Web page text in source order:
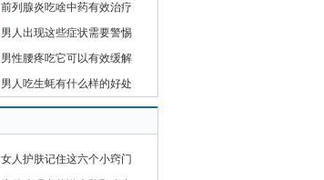
前列腺炎吃啥中药有效治疗
男人出现这些症状需要警惕
男性腰疼吃它可以有效缓解
男人吃生蚝有什么样的好处
女人护肤记住这六个小窍门